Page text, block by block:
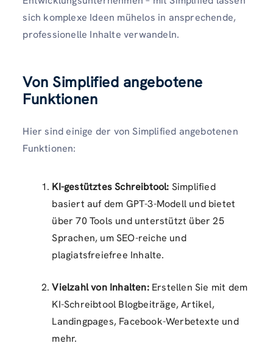
sich komplexe Ideen mühelos in ansprechende,
professionelle Inhalte verwandeln.
Von Simplified angebotene
Funktionen
Hier sind einige der von Simplified angebotenen
Funktionen:
KI-gestütztes Schreibtool: Simplified
basiert auf dem GPT-3-Modell und bietet
über 70 Tools und unterstützt über 25
Sprachen, um SEO-reiche und
plagiatsfreiefree Inhalte.
Vielzahl von Inhalten:Erstellen Sie mit dem
KI-Schreibtool Blogbeiträge, Artikel,
Landingpages, Facebook-Werbetexte und
mehr.